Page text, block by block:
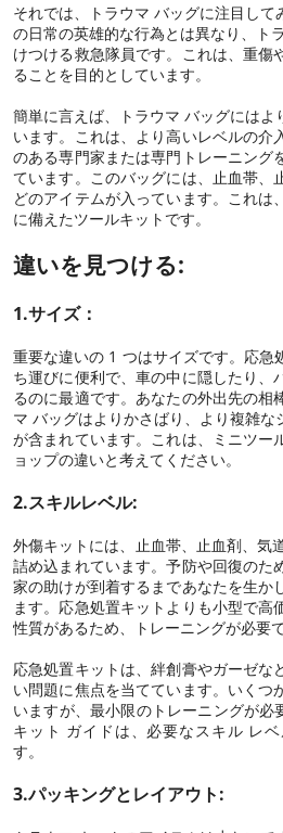
それでは、トラウマ バッグに注目して
の日常の英雄的な行為とは異なり、ト
けつける救急隊員です。これは、重傷
ることを目的としています。
簡単に言えば、トラウマ バッグにはよ
います。これは、より高いレベルの介
のある専門家または専門トレーニング
ています。このバッグには、止血帯、
どのアイテムが入っています。これは
に備えたツールキットです。
違いを見つける:
1.サイズ：
重要な違いの 1 つはサイズです。応急
ち運びに便利で、車の中に隠したり、
るのに最適です。あなたの外出先の相
マ バッグはよりかさばり、より複雑
が含まれています。これは、ミニツー
ョップの違いと考えてください。
2.スキルレベル:
外傷キットには、止血帯、止血剤、気
詰め込まれています。予防や回復のた
家の助けが到着するまであなたを生か
ます。応急処置キットよりも小型で高
性質があるため、トレーニングが必要で
応急処置キットは、絆創膏やガーゼな
い問題に焦点を当てています。いくつ
いますが、最小限のトレーニングが
キット ガイドは、必要なスキル レ
す。
3.パッキングとレイアウト: